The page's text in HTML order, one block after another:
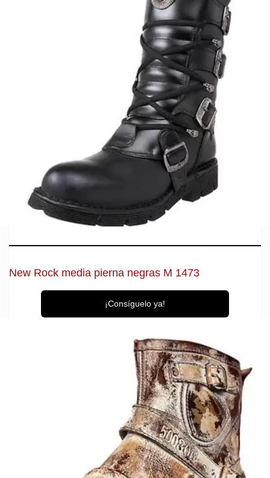
New Rock media pierna negras M 1473
¡Consíguelo ya!